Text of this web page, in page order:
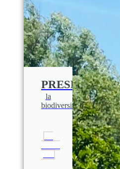
PRESERVER
la
biodiversité